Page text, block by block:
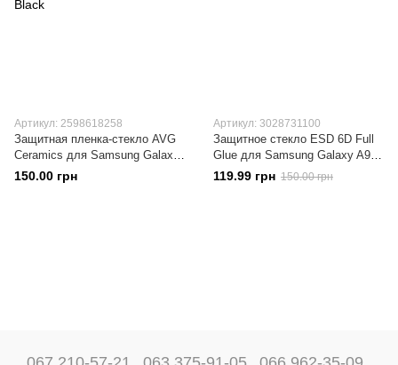
Артикул: 2598618258
Защитная пленка-стекло AVG
Ceramics для Samsung Galaxy
A90 2019 / A905
противоударная с рамкой
150.00 грн
Артикул: 3028731100
Защитное стекло ESD 6D Full
Glue для Samsung Galaxy A90 /
A905 полноэкранное Black
119.99 грн 150.00 грн